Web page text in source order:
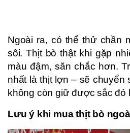
Ngoài ra, có thể thử chần
sôi. Thịt bò thật khi gặp
màu đậm, săn chắc hơn.
nhất là thịt lợn – sẽ chuyển
không còn giữ được sắc đỏ
Lưu ý khi mua thịt bò